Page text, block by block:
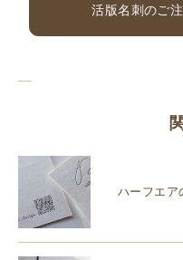
活版名刺のご
ハーフエア